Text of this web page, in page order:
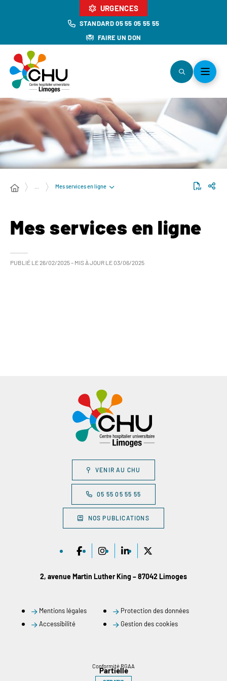
STANDARD 05 55 05 55 55
FAIRE UN DON
URGENCES
… Mes services en ligne
Mes services en ligne
PUBLIÉ LE26/02/2025– MIS À JOUR LE 03/06/2025
VENIR AU CHU
05 55 05 55 55
NOS PUBLICATIONS
2, avenue Martin Luther King – 87042 Limoges
Mentions légales
Protection des données
Accessibilité
Gestion des cookies
Conformité RGAA
Partielle